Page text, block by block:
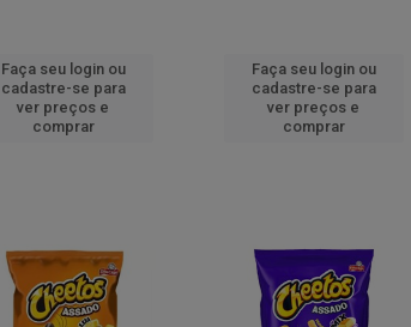
Faça seu login ou
cadastre-se para
ver preços e
comprar
Faça seu login ou
cadastre-se para
ver preços e
comprar